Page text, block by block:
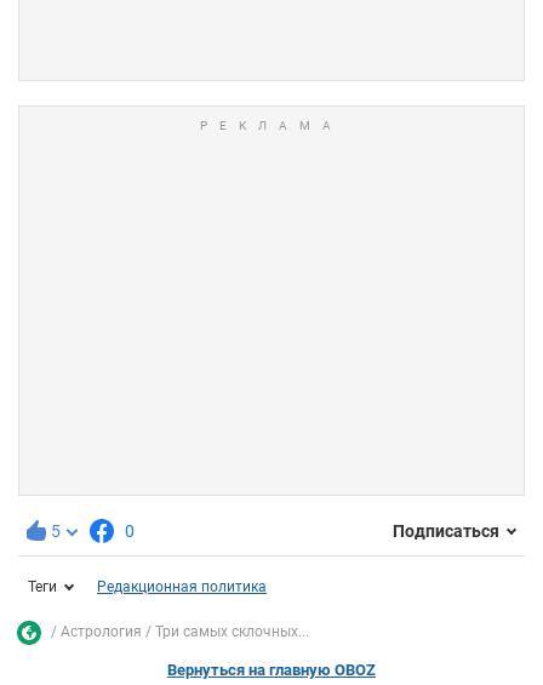
5 0 Подписаться
Теги Редакционная политика
Астрология Три самых склочных...
Вернуться на главную OBOZ